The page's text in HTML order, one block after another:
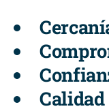
Calidad